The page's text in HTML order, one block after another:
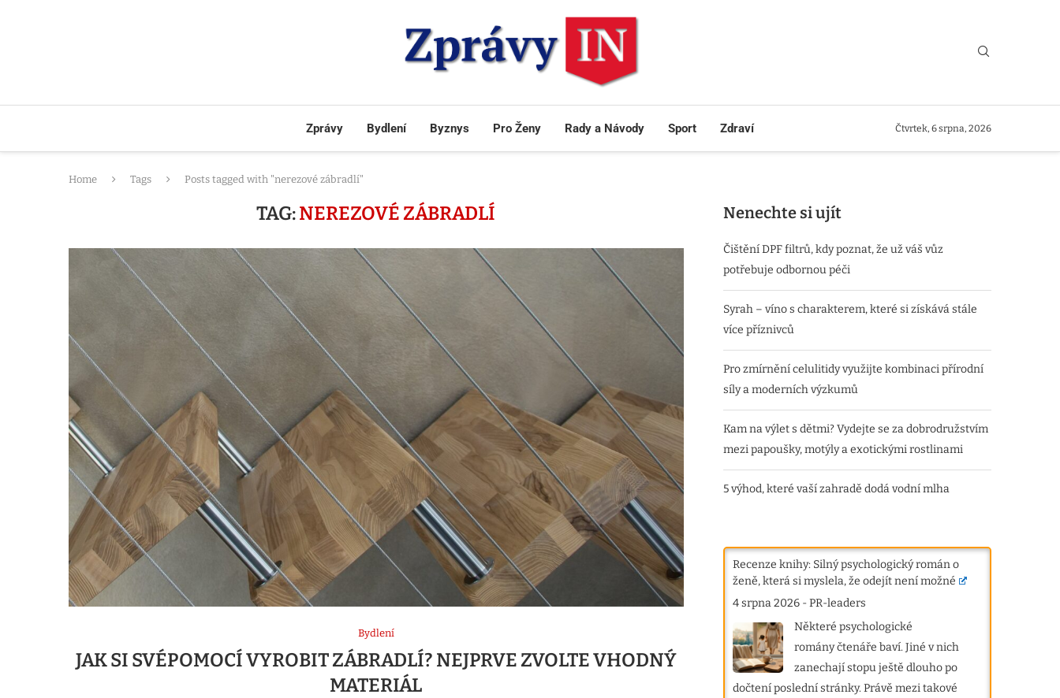
Zprávy Bydlení Byznys Pro Ženy Rady a Návody Sport Zdraví Čtvrtek, 6 srpna, 2026
Home Tags Posts tagged with "nerezové zábradlí"
TAG:NEREZOVÉ ZÁBRADLÍ
Bydlení
JAK SI SVÉPOMOCÍ VYROBIT ZÁBRADLÍ? NEJPRVE ZVOLTE VHODNÝ
MATERIÁL
Nenechte si ujít
Čištění DPF filtrů, kdy poznat, že už váš vůz
potřebuje odbornou péči
Syrah – víno s charakterem, které si získává stále
více příznivců
Pro zmírnění celulitidy využijte kombinaci přírodní
síly a moderních výzkumů
Kam na výlet s dětmi? Vydejte se za dobrodružstvím
mezi papoušky, motýly a exotickými rostlinami
5 výhod, které vaší zahradě dodá vodní mlha
Recenze knihy: Silný psychologický román o
ženě, která si myslela, že odejít není možné
4 srpna 2026 -PR-leaders
Některé psychologické
romány čtenáře baví. Jiné v nich
zanechají stopu ještě dlouho po
dočtení poslední stránky. Právě mezi takové